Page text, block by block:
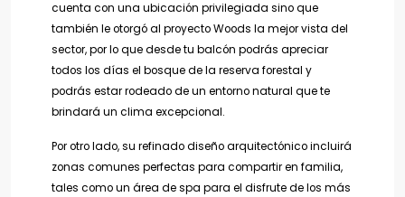
cuenta con una ubicación privilegiada sino que
también le otorgó al proyecto Woods la mejor vista del
sector, por lo que desde tu balcón podrás apreciar
todos los días el bosque de la reserva forestal y
podrás estar rodeado de un entorno natural que te
brindará un clima excepcional.
Por otro lado, su refinado diseño arquitectónico incluirá
zonas comunes perfectas para compartir en familia,
tales como un área de spa para el disfrute de los más